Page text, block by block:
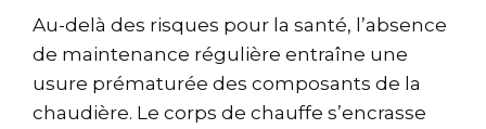
Au-delà des risques pour la santé, l’absence
de maintenance régulière entraîne une
usure prématurée des composants de la
chaudière. Le corps de chauffe s’encrasse